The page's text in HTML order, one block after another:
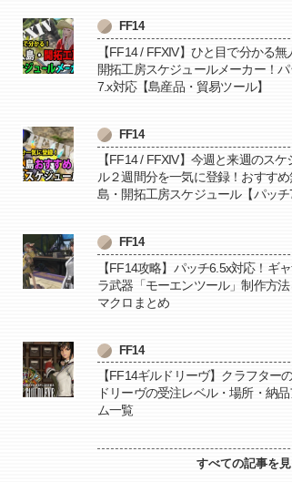
FF14
【FF14 / FFXIV】ひと目で分かる無
開拓工房スケジュールメーカー！パ
7.x対応【島産品・貿易ツール】
FF14
【FF14 / FFXIV】今週と来週のスケ
ル２週間分を一気に登録！おすすめ
島・開拓工房スケジュール【パッチ
FF14
【FF14攻略】パッチ6.5x対応！ギ
ラ武器「モーエンツール」制作方
マクロまとめ
FF14
【FF14ギルドリーヴ】クラフター
ドリーヴの受注レベル・場所・納
ム一覧
すべての記事を